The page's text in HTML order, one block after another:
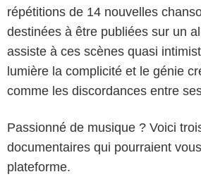
répétitions de 14 nouvelles
destinées à être publiées sur un
assiste à ces scènes quasi
lumière la complicité et le génie
comme les discordances entre
Passionné de musique ? Voici
documentaires qui pourraient
plateforme.